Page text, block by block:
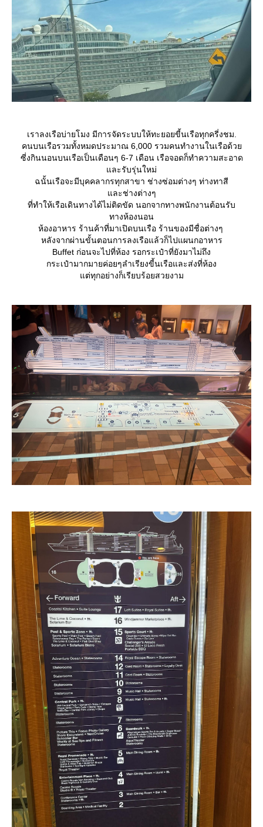
เราลงเรือบ่ายโมง มีการจัดระบบให้ทะยอยขี้นเรือทุกครี่งชม.
คนบนเรือรวมทั้งหมดประมาณ 6,000 รวมคนทำงานในเรือด้ว
ซี่งกินนอนบนเรือเป็นเดือนๆ 6-7 เดือน เรือจอดก็ทำความสะอาด
ละรับรุ่นใหม่
ฉนั้นเรือจะมีบุคคลากรทุกสาขา ช่างซ่อมต่างๆ ท่างทาสี
ละช่างต่างๆ
ที่ทำให้เรือเดินทางได้ไม่ติดขัด นอกจากทางพนักงานต้อนรับ
ทางห้องนอน
ห้องอาหาร ร้านค้าที่มาเปิดบนเรือ ร้านของมีชื่อต่างๆ
หลังจากผ่านขั้นตอนการลงเรือแล้วก็ไปแผนกอาหาร
Buffet ก่อนจะไปที่ห้อง รอกระเป๋าที่ยังมาไม่ถึง
กระเป๋ามากมายค่อยๆลำเรียงขี้นเรือและส่งที่ห้อง
ต่ทุกอย่างก็เรียบร้อยสวยงาม